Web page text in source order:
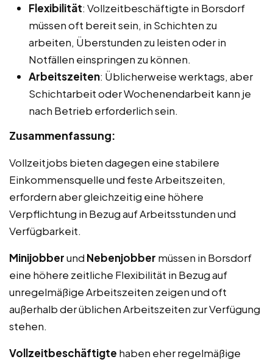
Flexibilität: Vollzeitbeschäftigte in Borsdorf
müssen oft bereit sein, in Schichten zu
arbeiten, Überstunden zu leisten oder in
Notfällen einspringen zu können.
Arbeitszeiten: Üblicherweise werktags, aber
Schichtarbeit oder Wochenendarbeit kann je
nach Betrieb erforderlich sein.
Zusammenfassung:
Vollzeitjobs bieten dagegen eine stabilere
Einkommensquelle und feste Arbeitszeiten,
erfordern aber gleichzeitig eine höhere
Verpflichtung in Bezug auf Arbeitsstunden und
Verfügbarkeit.
Minijobberund Nebenjobber müssen in Borsdorf
eine höhere zeitliche Flexibilität in Bezug auf
unregelmäßige Arbeitszeiten zeigen und oft
außerhalb der üblichen Arbeitszeiten zur Verfügung
stehen.
Vollzeitbeschäftigte haben eher regelmäßige